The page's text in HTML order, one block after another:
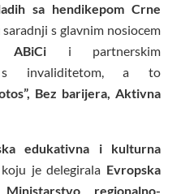
sa hendikepom Crne
s glavnim nosiocem
ABiCi i partnerskim
s invaliditetom, a to
Bez barijera, Aktivna
edukativna i kulturna
je delegirala Evropska
Ministarstvo regionalno-